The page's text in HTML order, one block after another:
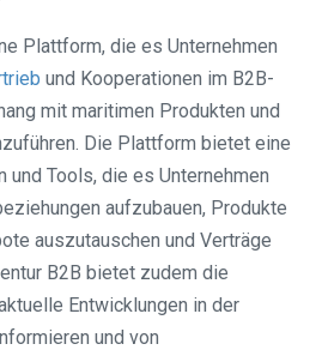
Plattform, die es Unternehmen
und Kooperationen im B2B-
mit maritimen Produkten und
Die Plattform bietet eine
und Tools, die es Unternehmen
aufzubauen, Produkte
auszutauschen und Verträge
B2B bietet zudem die
Entwicklungen in der
und von